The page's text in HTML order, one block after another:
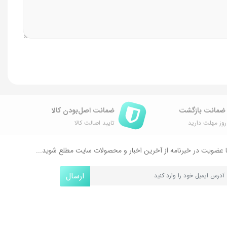
مهلت دارید
ضمانت اصل‌بودن کالا
تایید اصالت کالا
عضویت در خبرنامه از آخرین اخبار و محصولات سایت مطلع شوید...
ارسال